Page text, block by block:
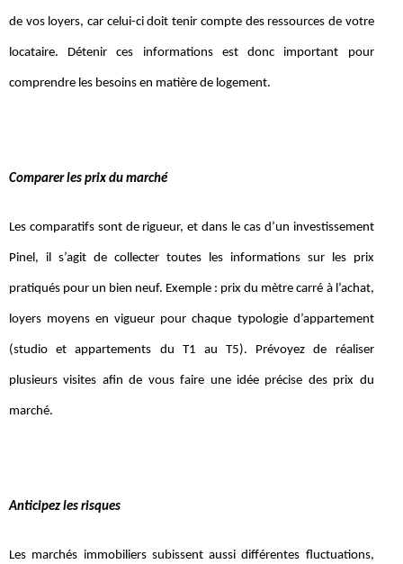
de vos loyers, car celui-ci doit tenir compte des ressources de votre
locataire. Détenir ces informations est donc important pour
comprendre les besoins en matière de logement.
Comparer les prix du marché
Les comparatifs sont de rigueur, et dans le cas d’un investissement
Pinel, il s’agit de collecter toutes les informations sur les prix
pratiqués pour un bien neuf. Exemple : prix du mètre carré à l’achat,
loyers moyens en vigueur pour chaque typologie d’appartement
(studio et appartements du T1 au T5). Prévoyez de réaliser
plusieurs visites afin de vous faire une idée précise des prix du
marché.
Anticipez les risques
Les marchés immobiliers subissent aussi différentes fluctuations,